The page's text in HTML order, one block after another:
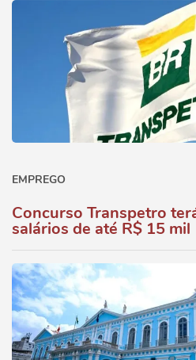
EMPREGO
Concurso Transpetro
salários de até R$ 15 mil